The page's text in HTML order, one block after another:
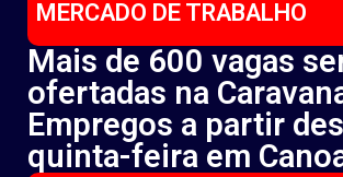
MERCADO DE TRABALHO
Mais de 600 vagas
ofertadas na
Empregos a partir
quinta-feira em